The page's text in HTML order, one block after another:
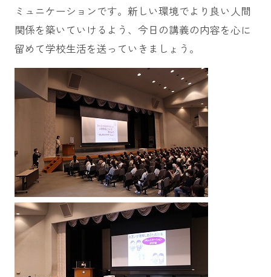
ミュニケーションです。新しい環境でより良い人間
関係を築いていけるよう、今日の講義の内容を心に
留めて学校生活を送っていきましょう。